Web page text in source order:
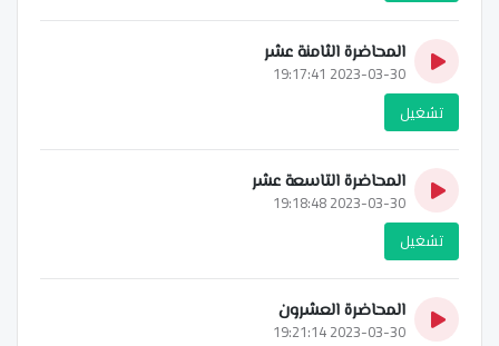
المحاضرة الثامنة عشر
2023-03-30 19:17:41
تشغيل
المحاضرة التاسعة عشر
2023-03-30 19:18:48
تشغيل
المحاضرة العشرون
2023-03-30 19:21:14